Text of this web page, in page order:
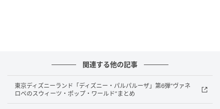
「京都 福寿園 伊右衛門」こだわりの抹茶を使用した生
地を揚げ、抹茶のほろ苦さと塩味の絶妙なバランスを
繰り返しの試作で仕上げています。
関連する他の記事
東京ディズニーランド「ディズニー・パルパルーザ」第6弾“ヴァネ
ロペのスウィーツ・ポップ・ワールド”まとめ